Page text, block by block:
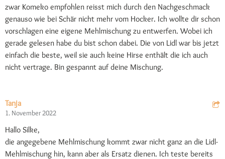
zwar Komeko empfohlen reisst mich durch den Nachgeschmack
genauso wie bei Schär nicht mehr vom Hocker. Ich wollte dir schon
vorschlagen eine eigene Mehlmischung zu entwerfen. Wobei ich
gerade gelesen habe du bist schon dabei. Die von Lidl war bis jetzt
einfach die beste, weil sie auch keine Hirse enthält die ich auch
nicht vertrage. Bin gespannt auf deine Mischung.
Tanja
1. November 2022
Hallo Silke,
die angegebene Mehlmischung kommt zwar nicht ganz an die Lidl-
Mehlmischung hin, kann aber als Ersatz dienen. Ich teste bereits